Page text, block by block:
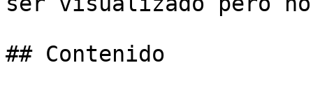
## Contenido